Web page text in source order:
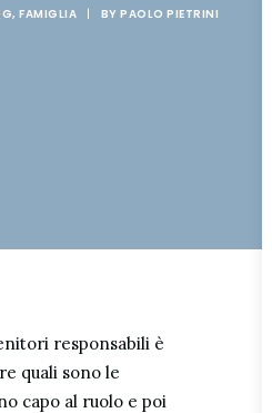
,FAMIGLIA | BYPAOLO PIETRINI
responsabili è
quali sono le
capo al ruolo e poi